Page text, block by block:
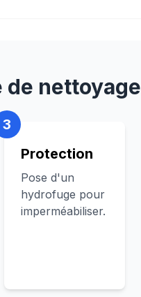
de nettoyage
3
Protection
Pose d'un
hydrofuge pour
imperméabiliser.